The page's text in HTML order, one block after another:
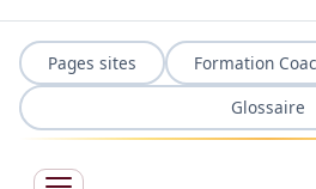
Pages sites Formation
Glossaire